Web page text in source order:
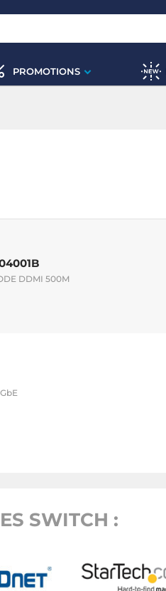
PROMOTIONS
DDMI 500M
SWITCH :